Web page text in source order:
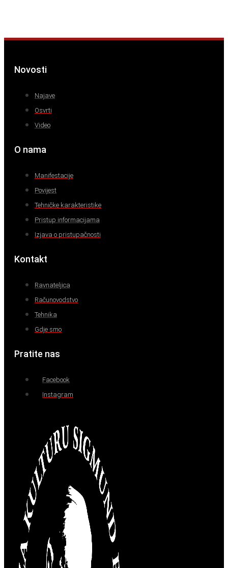
Novosti
Najave
Osvrti
Video
O nama
Manifestacije
Povijest
Tehničke karakteristike
Pristup informacijama
Izjava o pristupačnosti
Kontakt
Ravnateljica
Računovodstvo
Tehnika
Gdje smo
Pratite nas
Facebook
Instagram